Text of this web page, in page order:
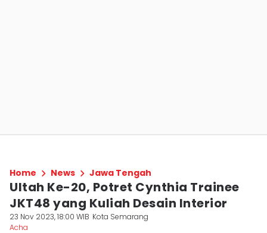
Home News Jawa Tengah
Ultah Ke-20, Potret Cynthia Trainee
JKT48 yang Kuliah Desain Interior
23 Nov 2023, 18:00 WIB Kota Semarang
Acha